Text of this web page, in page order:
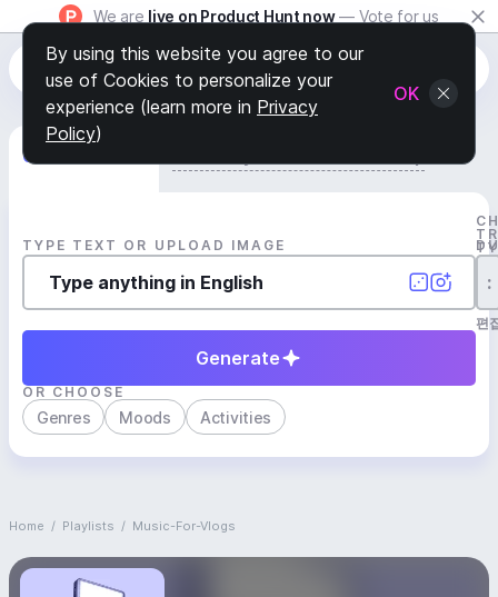
We are live on Product Hunt now — Vote for us
Generate Track
TYPE TEXT OR UPLOAD IMAGE
:
편
Generate
OR CHOOSE
Genres Moods Activities
Home / Playlists / Music-For-Vlogs
By using this website you agree to our
use of Cookies to personalize your
experience (learn more in Privacy
Policy)
OK